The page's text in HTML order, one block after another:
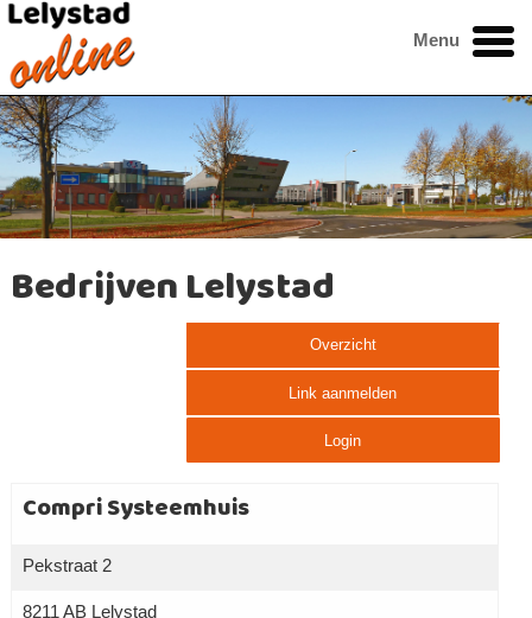
Menu
Bedrijven Lelystad
Overzicht
Link aanmelden
Login
Compri Systeemhuis
Pekstraat 2
8211 AB Lelystad